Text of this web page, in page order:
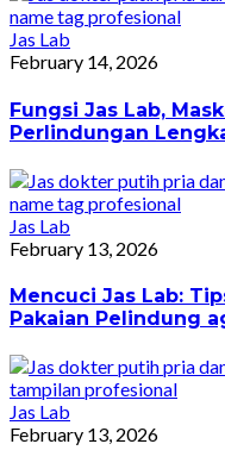
Jas Lab
February 14, 2026
Fungsi Jas Lab,
Perlindungan
Jas Lab
February 13, 2026
Mencuci Jas Lab:
Pakaian Pelindung
Jas Lab
February 13, 2026